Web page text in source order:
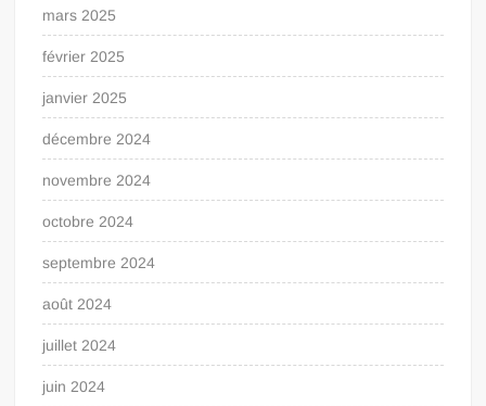
mars 2025
février 2025
janvier 2025
décembre 2024
novembre 2024
octobre 2024
septembre 2024
août 2024
juillet 2024
juin 2024